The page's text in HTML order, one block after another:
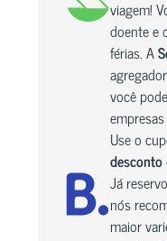
viagem!
doente e
férias. A
você
Use o
desconto
Já
nós
maior